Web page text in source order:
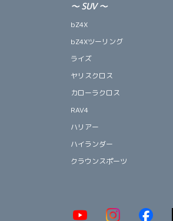
～ SUV～
bZ4X
bZ4Xツーリング
ライズ
ヤリスクロス
カローラクロス
RAV4
ハリアー
ハイランダー
クラウンスポーツ